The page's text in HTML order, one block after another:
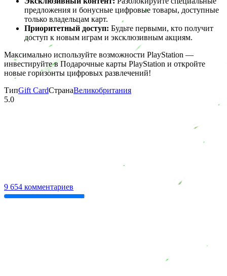
предложения и бонусные цифровые товары, доступные
только владельцам карт.
Приоритетный доступ: Будьте первыми, кто получит
доступ к новым играм и эксклюзивным акциям.
Максимально используйте возможности PlayStation —
инвестируйте в Подарочные карты PlayStation и откройте
новые горизонты цифровых развлечений!
ТипGift CardСтранаВеликобритания
5.0
9 654 комментариев